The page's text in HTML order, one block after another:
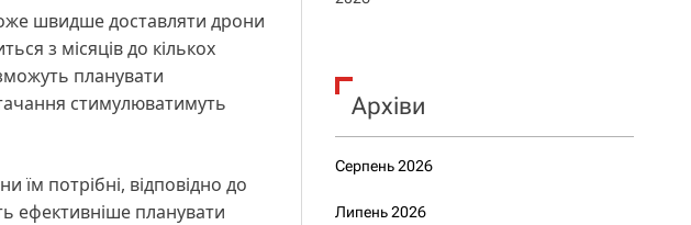
швидше доставляти дрони
з місяців до кількох
планувати
стимулюватимуть
їм потрібні, відповідно до
ефективніше планувати
Архіви
Серпень 2026
Липень 2026